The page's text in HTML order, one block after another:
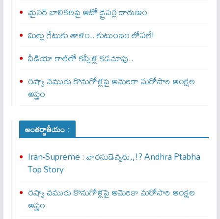
మైనర్‌ బాలికలపై ఆటో డ్రైవర్ల దారుణం
మిల్లు గేటుకు తాళం.. కుటుంబం లోపలే!
వీడియో కాల్‌లో కన్నీళ్ల కడచూపు..
రష్యా చమురు కొనుగోళ్లపై అమెరికా మరోసారి ఆంక్షల
అస్త్రం
అంతర్జాతీయం :
Iran-Supreme : వార‌సుడెవ్వ‌రు,,!? Andhra Ptabha
Top Story
రష్యా చమురు కొనుగోళ్లపై అమెరికా మరోసారి ఆంక్షల
అస్త్రం